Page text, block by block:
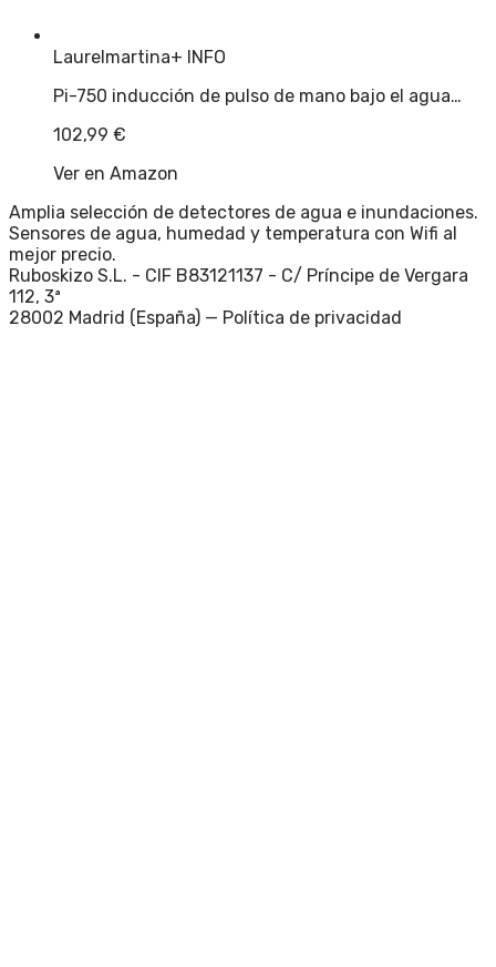
Laurelmartina+ INFO
Pi-750 inducción de pulso de mano bajo el agua…
102,99 €
Ver en Amazon
Amplia selección de detectores de agua e inundaciones.
Sensores de agua, humedad y temperatura con Wifi al
mejor precio.
Ruboskizo S.L. - CIF B83121137 - C/ Príncipe de Vergara
112, 3ª
28002 Madrid (España) — Política de privacidad